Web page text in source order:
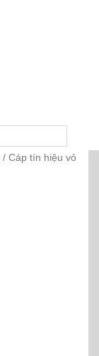
/ Cáp tín hiệu vỏ